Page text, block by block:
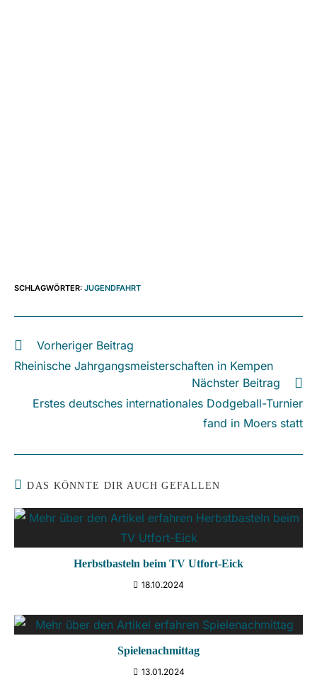
SCHLAGWÖRTER: JUGENDFAHRT
Weitere
ansehen
Vorheriger Beitrag
Rheinische Jahrgangsmeisterschaften in Kempen
Nächster Beitrag
Erstes deutsches internationales Dodgeball-Turnier
fand in Moers statt
DAS KÖNNTE DIR AUCH GEFALLEN
Herbstbasteln beim TV Utfort-Eick
18.10.2024
Spielenachmittag
13.01.2024